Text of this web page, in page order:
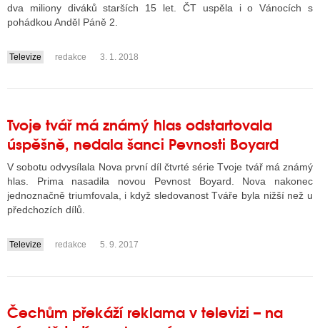
dva miliony diváků starších 15 let. ČT uspěla i o Vánocích s
pohádkou Anděl Páně 2.
....
Televize redakce 3. 1. 2018
Tvoje tvář má známý hlas odstartovala
úspěšně, nedala šanci Pevnosti Boyard
V sobotu odvysílala Nova první díl čtvrté série Tvoje tvář má známý
hlas. Prima nasadila novou Pevnost Boyard. Nova nakonec
jednoznačně triumfovala, i když sledovanost Tváře byla nižší než u
předchozích dílů.
....
Televize redakce 5. 9. 2017
Čechům překáží reklama v televizi – na